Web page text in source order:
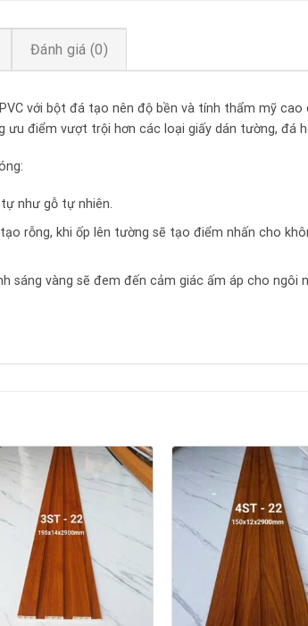
Đánh giá (0)
với bột đá tạo nên độ bền và tính thẩm mỹ cao
ưu điểm vượt trội hơn các loại giấy dán tường, đá
như gỗ tự nhiên.
rỗng, khi ốp lên tường sẽ tạo điểm nhấn cho
sáng vàng sẽ đem đến cảm giác ấm áp cho ngôi